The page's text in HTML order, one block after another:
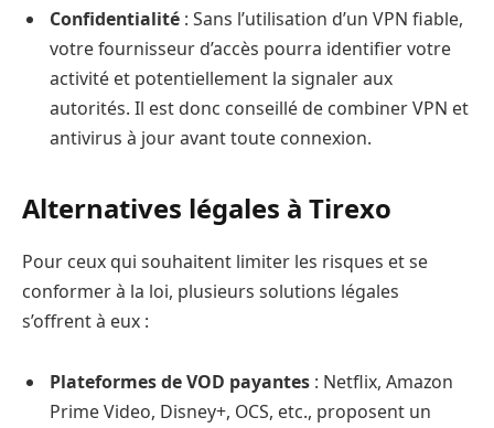
Confidentialité : Sans l’utilisation d’un VPN fiable,
votre fournisseur d’accès pourra identifier votre
activité et potentiellement la signaler aux
autorités. Il est donc conseillé de combiner VPN et
antivirus à jour avant toute connexion.
Alternatives légales à Tirexo
Pour ceux qui souhaitent limiter les risques et se
conformer à la loi, plusieurs solutions légales
s’offrent à eux :
Plateformes de VOD payantes : Netflix, Amazon
Prime Video, Disney+, OCS, etc., proposent un